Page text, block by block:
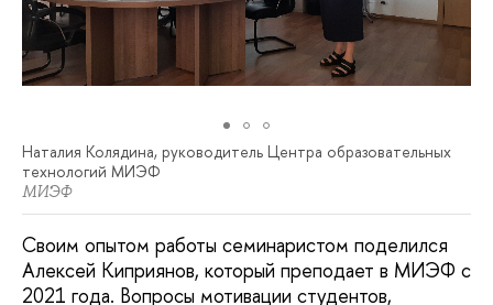
Наталия Колядина, руководитель Центра образовательных
технологий МИЭФ
МИЭФ
Своим опытом работы семинаристом поделился
Алексей Киприянов, который преподает в МИЭФ с
2021 года. Вопросы мотивации студентов,